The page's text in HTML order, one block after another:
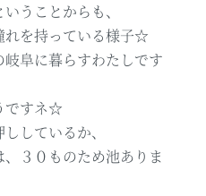
うことからも、
れを持っている様子☆
阜に暮らすわたしです
ですネ☆
しているか、
３０ものため池ありま